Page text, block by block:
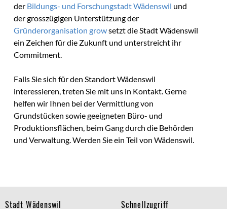
der Bildungs- und Forschungstadt Wädenswil und
der grosszügigen Unterstützung der
Gründerorganisation growsetzt die Stadt Wädenswil
ein Zeichen für die Zukunft und unterstreicht ihr
Commitment.
Falls Sie sich für den Standort Wädenswil
interessieren, treten Sie mit uns in Kontakt. Gerne
helfen wir Ihnen bei der Vermittlung von
Grundstücken sowie geeigneten Büro- und
Produktionsflächen, beim Gang durch die Behörden
und Verwaltung. Werden Sie ein Teil von Wädenswil.
Stadt Wädenswil Schnellzugriff